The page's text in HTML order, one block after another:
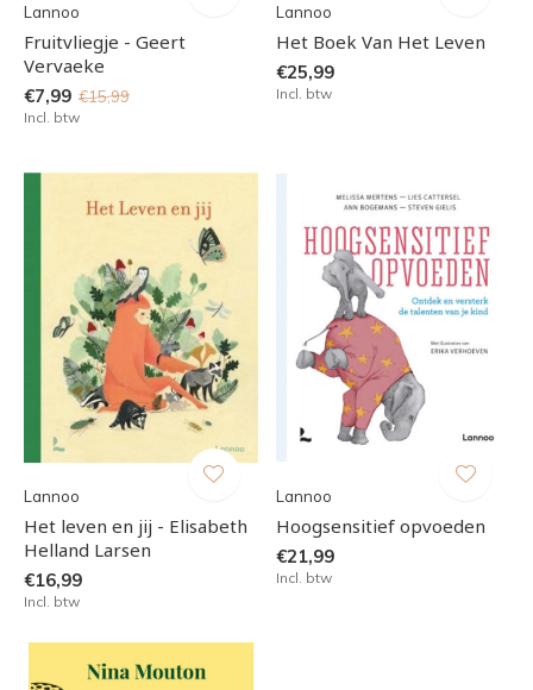
Lannoo
Fruitvliegje - Geert
Vervaeke
€7,99 €15,99
Incl. btw
Lannoo
Het Boek Van Het Leven
€25,99
Incl. btw
Lannoo
Het leven en jij - Elisabeth
Helland Larsen
€16,99
Incl. btw
Lannoo
Hoogsensitief opvoeden
€21,99
Incl. btw